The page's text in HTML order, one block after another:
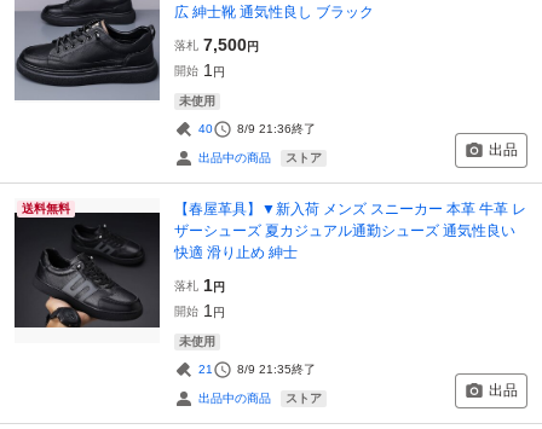
広 紳士靴 通気性良し ブラック
落札 7,500円
開始 1 円
未使用
40 8/9 21:36終了
出品中の商品 ストア 出品
送料無料
【春屋革具】▼新入荷 メンズ スニーカー 本革 牛革 レ
ザーシューズ 夏カジュアル通勤シューズ 通気性良い
快適 滑り止め 紳士
落札 1円
開始 1 円
未使用
21 8/9 21:35終了
出品中の商品 ストア 出品